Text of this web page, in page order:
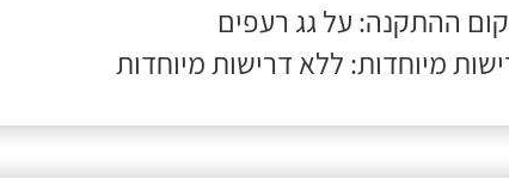
ההתקנה: על גג רעפים
מיוחדות: ללא דרישות מיוחדות